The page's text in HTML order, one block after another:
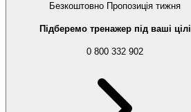
Безкоштовно Пропозиція тижня
Підберемо тренажер під ваші цілі
0 800 332 902